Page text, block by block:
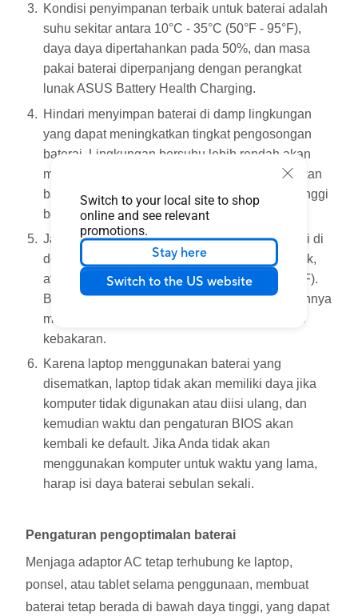
Switch to your local site to shop
online and see relevant
promotions.
Stay here
Switch to the US website
Kondisi penyimpanan terbaik untuk baterai adalah
suhu sekitar antara 10°C - 35°C (50°F - 95°F),
daya daya dipertahankan pada 50%, dan masa
pakai baterai diperpanjang dengan perangkat
lunak ASUS Battery Health Charging.
Hindari menyimpan baterai di damp lingkungan
yang dapat meningkatkan tingkat pengosongan
baterai. Lingkungan bersuhu lebih rendah akan
merusak bahan kimia internal baterai, sedangkan
baterai yang disimpan pada suhu yang lebih tinggi
berisiko meledak.
Jangan letakkan komputer, ponsel, atau baterai di
dekat radiator, perapian, tungku, pemanas listrik,
atau sumber panas lainnya di atas 60°C (140°F).
Baterai yang terlalu panas dapat menyebabkannya
meledak atau bocor, yang menyebabkan risiko
kebakaran.
Karena laptop menggunakan baterai yang
disematkan, laptop tidak akan memiliki daya jika
komputer tidak digunakan atau diisi ulang, dan
kemudian waktu dan pengaturan BIOS akan
kembali ke default. Jika Anda tidak akan
menggunakan komputer untuk waktu yang lama,
harap isi daya baterai sebulan sekali.
Pengaturan pengoptimalan baterai
Menjaga adaptor AC tetap terhubung ke laptop,
ponsel, atau tablet selama penggunaan, membuat
baterai tetap berada di bawah daya tinggi, yang dapat